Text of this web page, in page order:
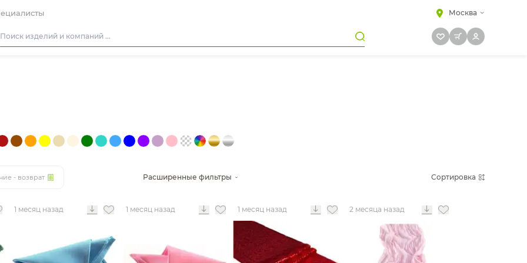
Москва
Кресла
Скамейки
- возврат Расширенные фильтры Сортировка
1 месяц назад 1 месяц назад 1 месяц назад 2 месяца назад